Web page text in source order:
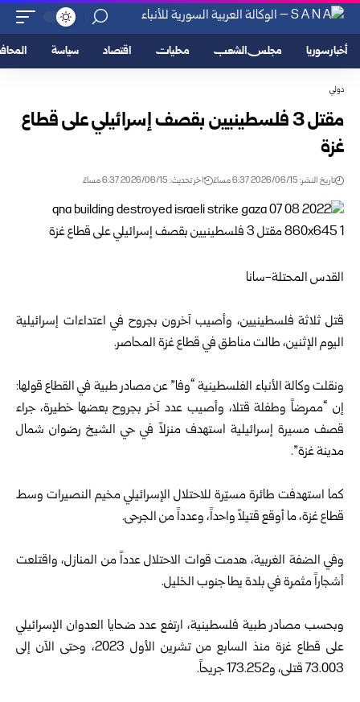
أخبار سوريا مجلس الشعب محليات اقتصاد سياسة
دولي
مقتل 3 فلسطينيين بقصف إسرائيلي على قطاع
غزة
تاريخ النشر: 2026/06/15 6:37 مساءً اخر تحديث: 2026/06/15 6:37 مساءً
القدس المحتلة-سانا
قتل ثلاثة فلسطينيين، وأصيب آخرون بجروح في اعتداءات إسرائيلية
اليوم الإثنين، طالت مناطق في قطاع غزة المحاصر.
ونقلت وكالة الأنباء الفلسطينية “وفا” عن مصادر طبية في القطاع قولها:
إن “ممرضاً وطفلة قتلا، وأصيب عدد آخر بجروح بعضها خطيرة، جراء
قصف مسيرة إسرائيلية استهدف منزلاً في حي الشيخ رضوان شمال
مدينة غزة”.
كما استهدفت طائرة مسيّرة للاحتلال الإسرائيلي مخيم النصيرات وسط
قطاع غزة، ما أوقع قتيلاً واحداً، وعدداً من الجرحى.
وفي الضفة الغربية، هدمت قوات الاحتلال عدداً من المنازل، واقتلعت
أشجاراً مثمرة في بلدة يطا جنوب الخليل.
وبحسب مصادر طبية فلسطينية، ارتفع عدد ضحايا العدوان الإسرائيلي
على قطاع غزة منذ ‏السابع من تشرين الأول 2023،‏ وحتى الآن إلى
73.003 قتلى، و173.252 جريحاً.